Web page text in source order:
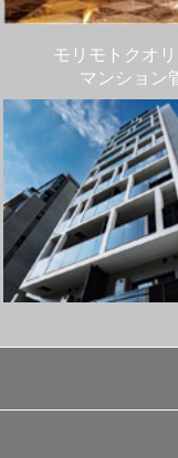
モリモトクオ
マンション